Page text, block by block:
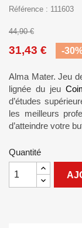
Référence : 111603
44,90 €
31,43 € -
Alma Mater. Jeu
lignée du jeu
d’études
les meilleurs
d’atteindre votre
Quantité